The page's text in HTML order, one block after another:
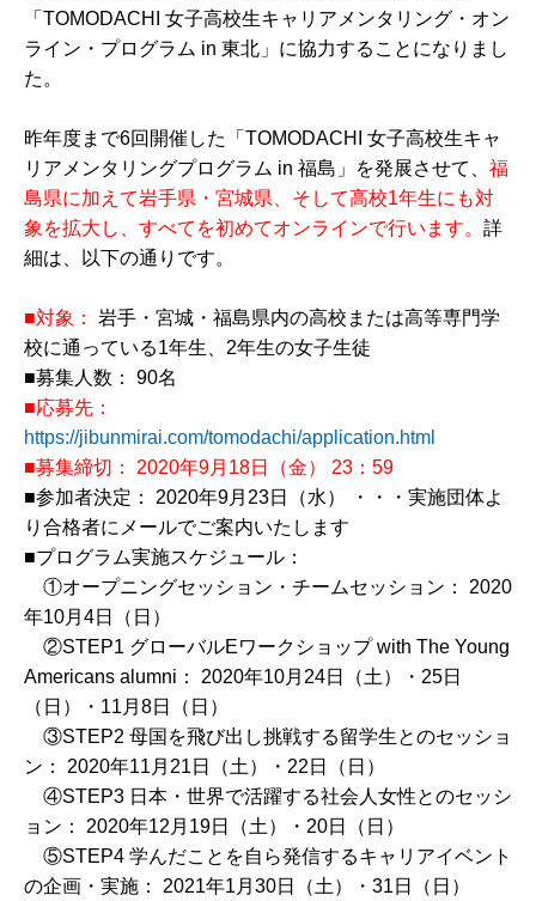
「TOMODACHI 女子高校生キャリアメンタリング・オン
ライン・プログラム in 東北」に協力することになりまし
た。
昨年度まで6回開催した「TOMODACHI 女子高校生キャ
リアメンタリングプログラム in 福島」を発展させて、 福
島県に加えて岩手県・宮城県、そして高校1年生にも対
象を拡大し、すべてを初めてオンラインで行います。 詳
細は、以下の通りです。
■対象：
岩手・宮城・福島県内の高校または高等専門学
校に通っている1年生、2年生の女子生徒
■募集人数： 90名
■応募先：
https://jibunmirai.com/tomodachi/application.html
■募集締切： 2020年9月18日（金） 23：59
■参加者決定： 2020年9月23日（水） ・・・実施団体よ
り合格者にメールでご案内いたします
■プログラム実施スケジュール：
①オープニングセッション・チームセッション： 2020
年10月4日（日）
②STEP1 グローバルEワークショップ with The Young
Americans alumni： 2020年10月24日（土）・25日
（日）・11月8日（日）
③STEP2 母国を飛び出し挑戦する留学生とのセッショ
ン： 2020年11月21日（土）・22日（日）
④STEP3 日本・世界で活躍する社会人女性とのセッシ
ョン： 2020年12月19日（土）・20日（日）
⑤STEP4 学んだことを自ら発信するキャリアイベント
の企画・実施： 2021年1月30日（土）・31日（日）